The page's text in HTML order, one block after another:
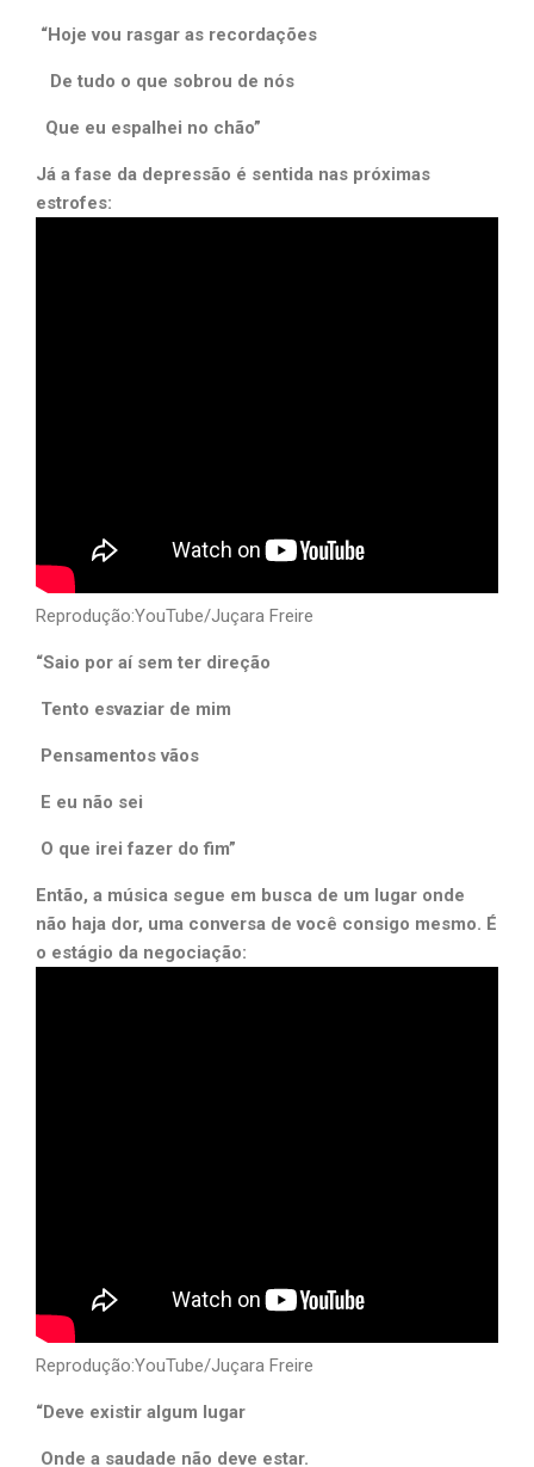
“Hoje vou rasgar as recordações
De tudo o que sobrou de nós
Que eu espalhei no chão”
Já a fase da depressão é sentida nas próximas
estrofes:
Reprodução:YouTube/Juçara Freire
“Saio por aí sem ter direção
Tento esvaziar de mim
Pensamentos vãos
E eu não sei
O que irei fazer do fim”
Então, a música segue em busca de um lugar onde
não haja dor, uma conversa de você consigo mesmo. É
o estágio da negociação:
Reprodução:YouTube/Juçara Freire
“Deve existir algum lugar
Onde a saudade não deve estar.